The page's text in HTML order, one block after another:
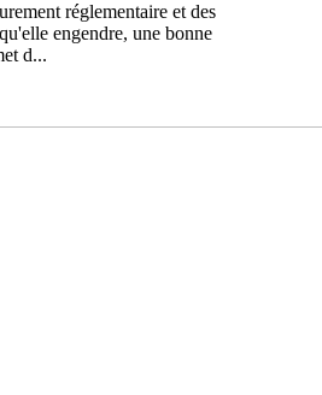
réglementaire et des
engendre, une bonne
d...